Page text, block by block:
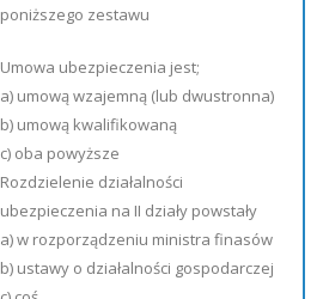
poniższego zestawu
Umowa ubezpieczenia jest;
a) umową wzajemną (lub dwustronna)
b) umową kwalifikowaną
c) oba powyższe
Rozdzielenie działalności
ubezpieczenia na II działy powstały
a) w rozporządzeniu ministra finasów
b) ustawy o działalności gospodarczej